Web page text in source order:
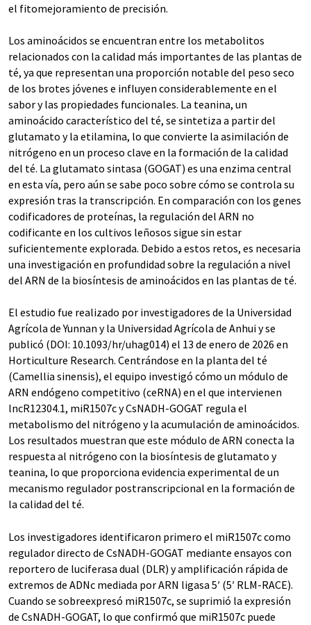
el fitomejoramiento de precisión.
Los aminoácidos se encuentran entre los metabolitos
relacionados con la calidad más importantes de las plantas de
té, ya que representan una proporción notable del peso seco
de los brotes jóvenes e influyen considerablemente en el
sabor y las propiedades funcionales. La teanina, un
aminoácido característico del té, se sintetiza a partir del
glutamato y la etilamina, lo que convierte la asimilación de
nitrógeno en un proceso clave en la formación de la calidad
del té. La glutamato sintasa (GOGAT) es una enzima central
en esta vía, pero aún se sabe poco sobre cómo se controla su
expresión tras la transcripción. En comparación con los genes
codificadores de proteínas, la regulación del ARN no
codificante en los cultivos leñosos sigue sin estar
suficientemente explorada. Debido a estos retos, es necesaria
una investigación en profundidad sobre la regulación a nivel
del ARN de la biosíntesis de aminoácidos en las plantas de té.
El estudio fue realizado por investigadores de la Universidad
Agrícola de Yunnan y la Universidad Agrícola de Anhui y se
publicó (DOI: 10.1093/hr/uhag014) el 13 de enero de 2026 en
Horticulture Research. Centrándose en la planta del té
(Camellia sinensis), el equipo investigó cómo un módulo de
ARN endógeno competitivo (ceRNA) en el que intervienen
lncR12304.1, miR1507c y CsNADH-GOGAT regula el
metabolismo del nitrógeno y la acumulación de aminoácidos.
Los resultados muestran que este módulo de ARN conecta la
respuesta al nitrógeno con la biosíntesis de glutamato y
teanina, lo que proporciona evidencia experimental de un
mecanismo regulador postranscripcional en la formación de
la calidad del té.
Los investigadores identificaron primero el miR1507c como
regulador directo de CsNADH-GOGAT mediante ensayos con
reportero de luciferasa dual (DLR) y amplificación rápida de
extremos de ADNc mediada por ARN ligasa 5′ (5′ RLM-RACE).
Cuando se sobreexpresó miR1507c, se suprimió la expresión
de CsNADH-GOGAT, lo que confirmó que miR1507c puede